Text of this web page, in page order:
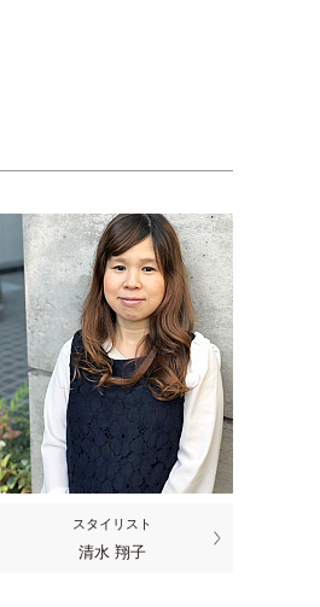
スタイリスト
清水 翔子